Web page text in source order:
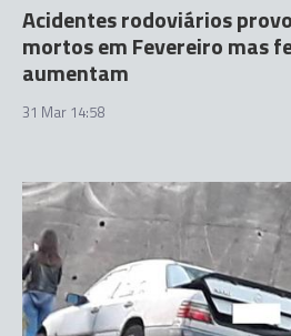
Acidentes rodoviários
mortos em Fevereiro mas
aumentam
31 Mar 14:58